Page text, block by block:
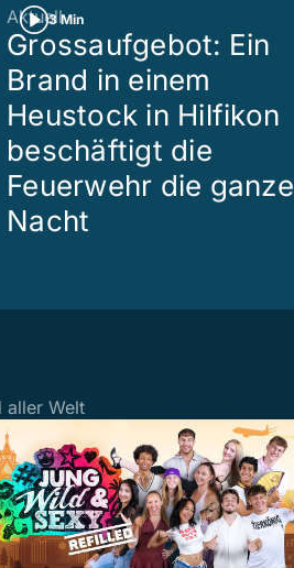
3 Min
Aktuell
Grossaufgebot: Ein
Brand in einem
Heustock in Hilfikon
beschäftigt die
Feuerwehr die ganze
Nacht
aller Welt